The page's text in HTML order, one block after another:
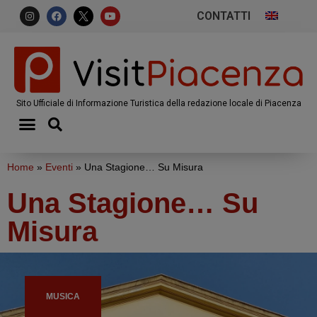
CONTATTI
Sito Ufficiale di Informazione Turistica della redazione locale di Piacenza
Home » Eventi » Una Stagione… Su Misura
Una Stagione… Su
Misura
MUSICA